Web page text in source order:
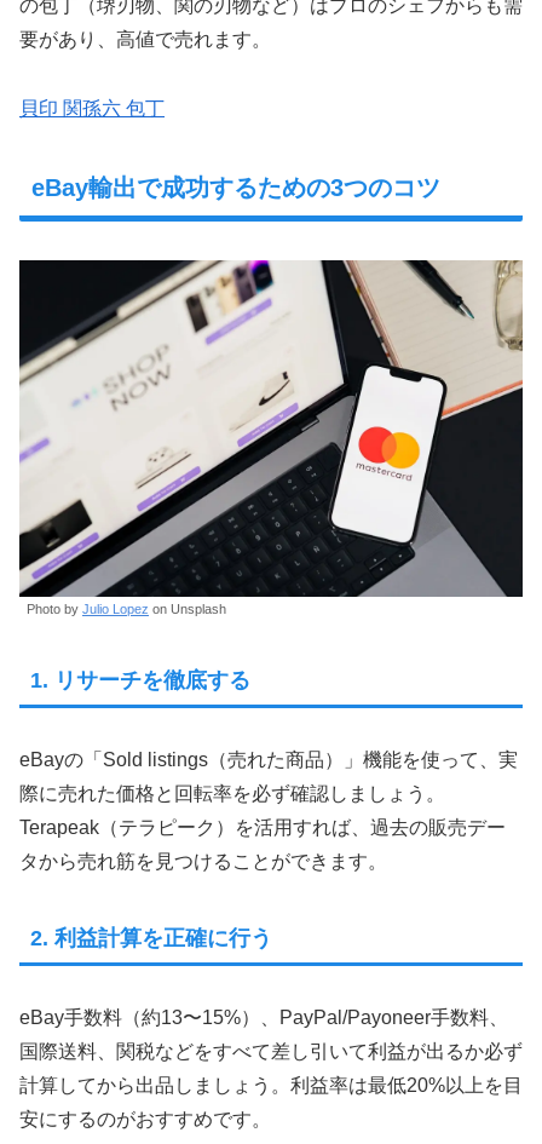
の包丁（堺刃物、関の刃物など）はプロのシェフからも需
要があり、高値で売れます。
貝印 関孫六 包丁
eBay輸出で成功するための3つのコツ
Photo by Julio Lopez on Unsplash
1. リサーチを徹底する
eBayの「Sold listings（売れた商品）」機能を使って、実
際に売れた価格と回転率を必ず確認しましょう。
Terapeak（テラピーク）を活用すれば、過去の販売デー
タから売れ筋を見つけることができます。
2. 利益計算を正確に行う
eBay手数料（約13〜15%）、PayPal/Payoneer手数料、
国際送料、関税などをすべて差し引いて利益が出るか必ず
計算してから出品しましょう。利益率は最低20%以上を目
安にするのがおすすめです。